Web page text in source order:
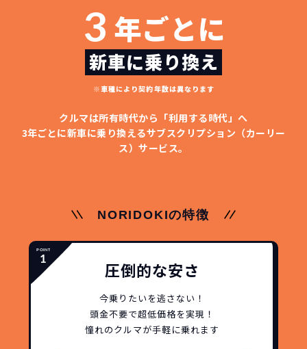
3 年ごとに
新車に乗り換え
※車種により契約年数は異なります
クルマは所有時代から「利用する時代」へ
3年ごとに新車に乗り換えるサブスクリプション（カーリー
ス）サービス。
NORIDOKIの特徴
圧倒的な安さ
今乗りたいを逃さない！
頭金不要で超低価格を実現！
憧れのクルマが手軽に乗れます